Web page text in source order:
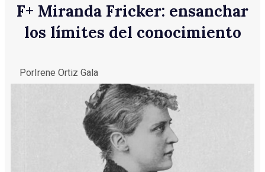
F+ Miranda Fricker: ensanchar
los límites del conocimiento
PorIrene Ortiz Gala